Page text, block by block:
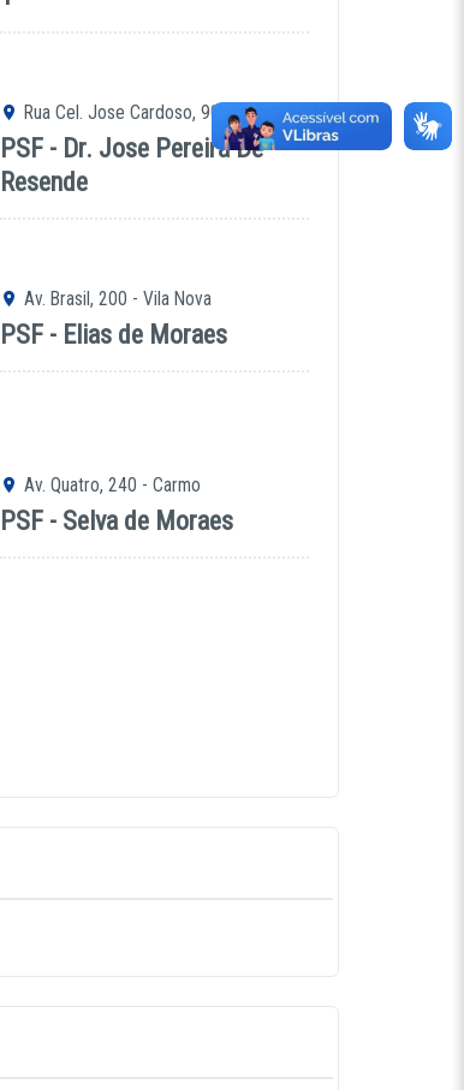
Rua Cel. Jose Cardoso, 900 - Lambari
PSF - Dr. Jose Pereira De
Resende
Av. Brasil, 200 - Vila Nova
PSF - Elias de Moraes
Av. Quatro, 240 - Carmo
PSF - Selva de Moraes